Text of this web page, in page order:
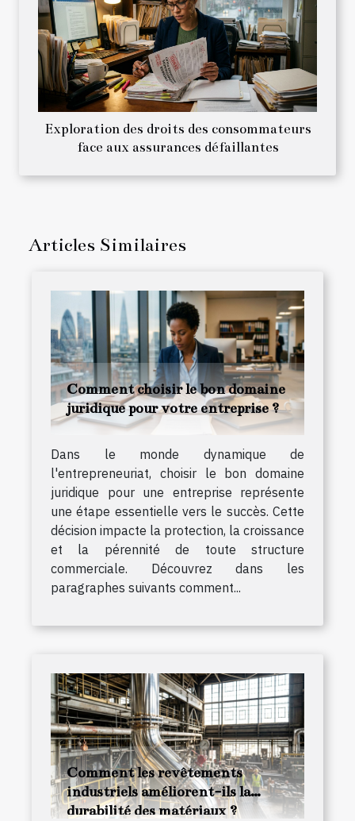
Exploration des droits des consommateurs
face aux assurances défaillantes
Articles Similaires
Comment choisir le bon domaine
juridique pour votre entreprise ?
Dans le monde dynamique de
l'entrepreneuriat, choisir le bon domaine
juridique pour une entreprise représente
une étape essentielle vers le succès. Cette
décision impacte la protection, la croissance
et la pérennité de toute structure
commerciale. Découvrez dans les
paragraphes suivants comment...
Comment les revêtements
industriels améliorent-ils la
durabilité des matériaux ?